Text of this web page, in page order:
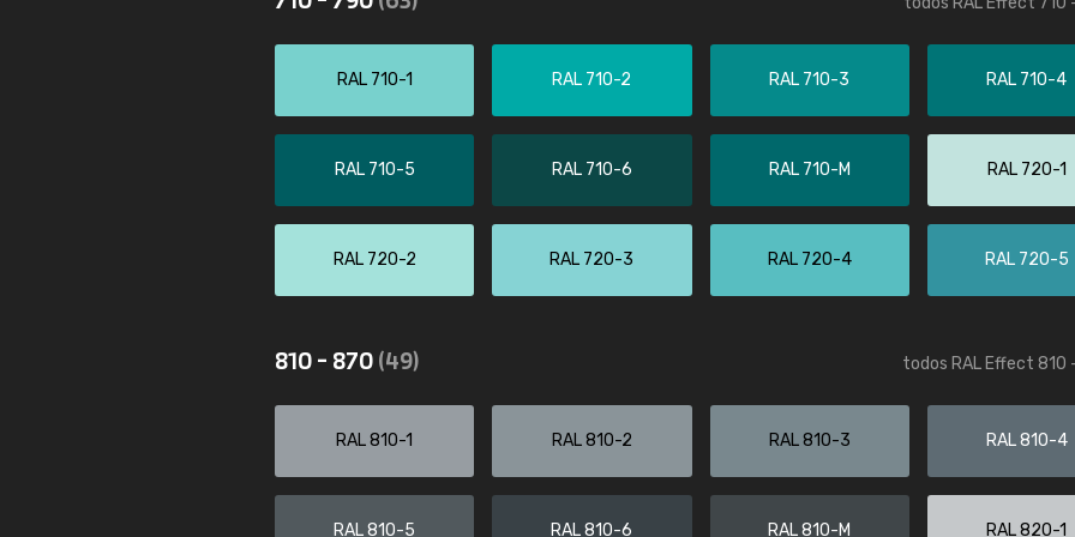
RAL 710-1 RAL 710-2 RAL 710-3 RAL 710-4
RAL 710-5 RAL 710-6 RAL 710-M RAL 720-1
RAL 720-2 RAL 720-3 RAL 720-4 RAL 720-5
810 - 870(49) todos RAL Effect 810
RAL 810-1 RAL 810-2 RAL 810-3 RAL 810-4
RAL 810-5 RAL 810-6 RAL 810-M RAL 820-1